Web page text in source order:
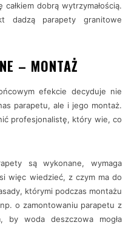
dobrą wytrzymałością.
dadzą parapety granitowe
– MONTAŻ
efekcie decyduje nie
parapetu, ale i jego montaż.
profesjonalistę, który wie, co
są wykonane, wymaga
więc wiedzieć, z czym ma do
którymi podczas montażu
o zamontowaniu parapetu z
by woda deszczowa mogła